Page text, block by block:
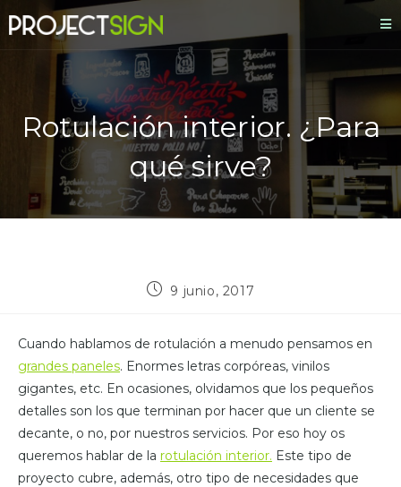
Rotulación interior. ¿Para
qué sirve?
9 junio, 2017
Cuando hablamos de rotulación a menudo pensamos en
grandes paneles. Enormes letras corpóreas, vinilos
gigantes, etc. En ocasiones, olvidamos que los pequeños
detalles son los que terminan por hacer que un cliente se
decante, o no, por nuestros servicios. Por eso hoy os
queremos hablar de la rotulación interior. Este tipo de
proyecto cubre, además, otro tipo de necesidades que